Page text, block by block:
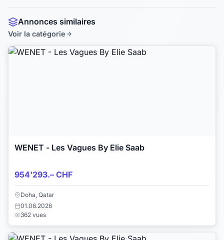
Annonces similaires
Voir la catégorie
WENET - Les Vagues By Elie Saab
954'293.– CHF
Doha, Qatar
01.06.2026
362 vues